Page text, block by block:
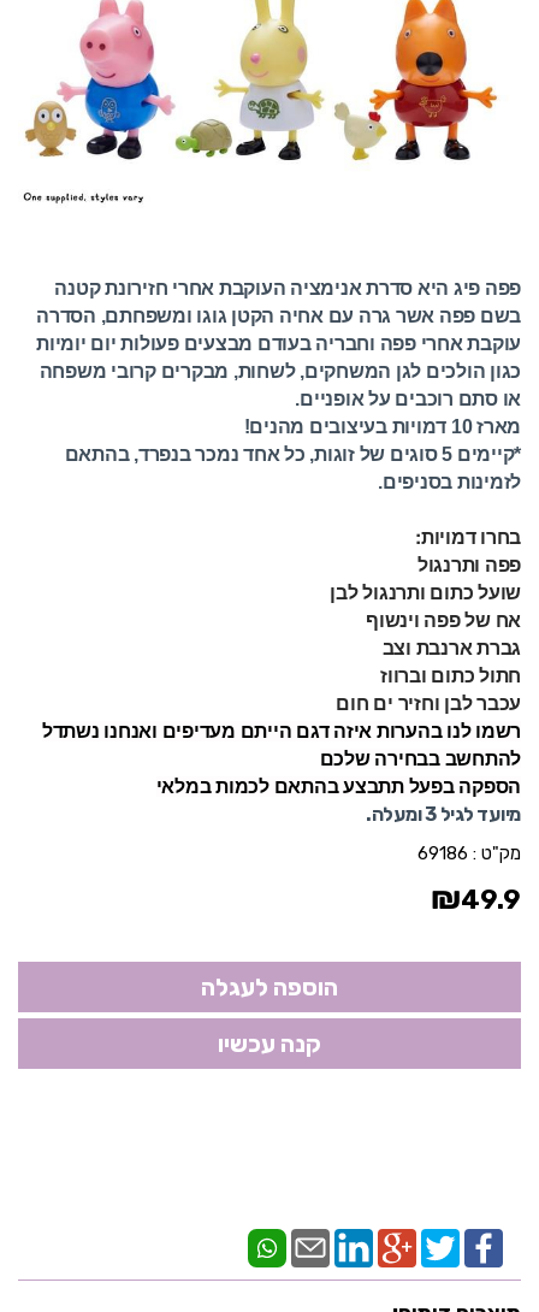
פפה פיג היא סדרת אנימציה העוקבת אחרי חזירונת קטנה
בשם פפה אשר גרה עם אחיה הקטן גוגו ומשפחתם, הסדרה
עוקבת אחרי פפה וחבריה בעודם מבצעים פעולות יום יומיות
כגון הולכים לגן המשחקים, לשחות, מבקרים קרובי משפחה
או סתם רוכבים על אופניים.
מארז 10 דמויות בעיצובים מהנים!
*קיימים 5 סוגים של זוגות, כל אחד נמכר בנפרד, בהתאם
לזמינות בסניפים.
בחרו דמויות:
פפה ותרנגול
שועל כתום ותרנגול לבן
אח של פפה וינשוף
גברת ארנבת וצב
חתול כתום וברווז
עכבר לבן וחזיר ים חום
רשמו לנו בהערות איזה דגם הייתם מעדיפים ואנחנו נשתדל
להתחשב בבחירה שלכם
הספקה בפעל תתבצע בהתאם לכמות במלאי
מיועד לגיל 3 ומעלה.
מק"ט : 69186
₪49.9